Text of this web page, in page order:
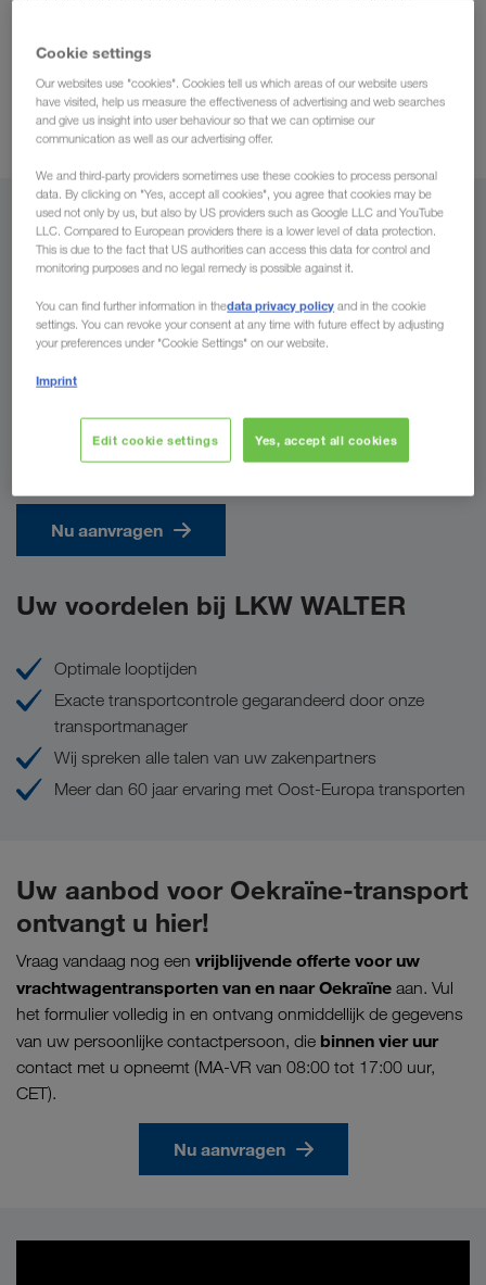
vanuit heel Oekraïne naar alle landen in Europa
Daarbij communiceren wij inalle talen van West- en Oost-
Europa. Bovendien garanderen wij ucompetitieve
vrachttarievenen vele andere voordelen.
Vanuit
België
Naar
Nu aanvragen
Uw voordelen bij LKW WALTER
Optimale looptijden
Exacte transportcontrole gegarandeerd door onze
transportmanager
Wij spreken alle talen van uw zakenpartners
Meer dan 60 jaar ervaring met Oost-Europa transporten
Uw aanbod voor Oekraïne-transport
ontvangt u hier!
Vraag vandaag nog een vrijblijvende offerte voor uw
vrachtwagentransporten van en naar Oekraïne aan. Vul
het formulier volledig in en ontvang onmiddellijk de gegevens
van uw persoonlijke contactpersoon, die binnen vier uur
contact met u opneemt (MA-VR van 08:00 tot 17:00 uur,
CET).
Nu aanvragen
Cookie settings
Our websites use "cookies". Cookies tell us which areas of our website users
have visited, help us measure the effectiveness of advertising and web searches
and give us insight into user behaviour so that we can optimise our
communication as well as our advertising offer.
We and third-party providers sometimes use these cookies to process personal
data. By clicking on "Yes, accept all cookies", you agree that cookies may be
used not only by us, but also by US providers such as Google LLC and YouTube
LLC. Compared to European providers there is a lower level of data protection.
This is due to the fact that US authorities can access this data for control and
monitoring purposes and no legal remedy is possible against it.
You can find further information in thedata privacy policy and in the cookie
settings. You can revoke your consent at any time with future effect by adjusting
your preferences under "Cookie Settings" on our website.
Imprint
Edit cookie settings Yes, accept all cookies